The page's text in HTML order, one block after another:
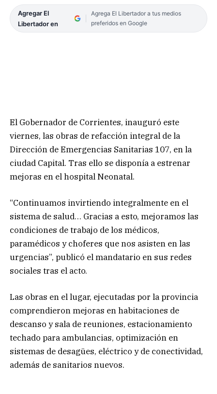
Agregar El
Libertador en
Agrega El Libertador a tus medios
preferidos en Google
El Gobernador de Corrientes, inauguró este
viernes, las obras de refacción integral de la
Dirección de Emergencias Sanitarias 107, en la
ciudad Capital. Tras ello se disponía a estrenar
mejoras en el hospital Neonatal.
“Continuamos invirtiendo integralmente en el
sistema de salud… Gracias a esto, mejoramos las
condiciones de trabajo de los médicos,
paramédicos y choferes que nos asisten en las
urgencias”, publicó el mandatario en sus redes
sociales tras el acto.
Las obras en el lugar, ejecutadas por la provincia
comprendieron mejoras en habitaciones de
descanso y sala de reuniones, estacionamiento
techado para ambulancias, optimización en
sistemas de desagües, eléctrico y de conectividad,
además de sanitarios nuevos.